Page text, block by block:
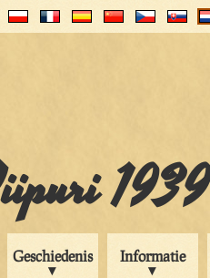
1939
Geschiedenis Informatie